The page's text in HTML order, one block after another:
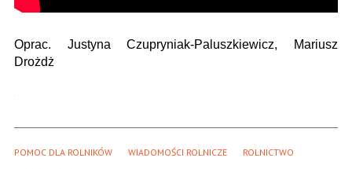
Oprac. Justyna Czupryniak-Paluszkiewicz, Mariusz
Drożdż
POMOC DLA ROLNIKÓW WIADOMOŚCI ROLNICZE ROLNICTWO